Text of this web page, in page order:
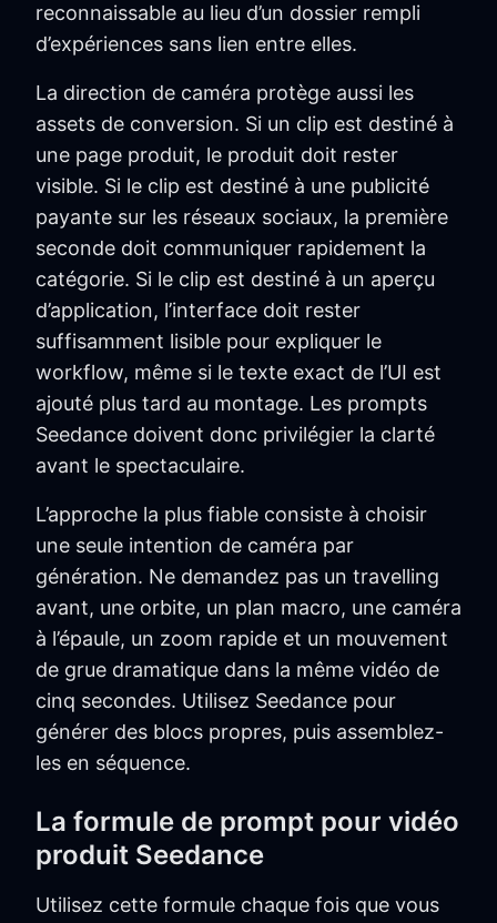
reconnaissable au lieu d’un dossier rempli
d’expériences sans lien entre elles.
La direction de caméra protège aussi les
assets de conversion. Si un clip est destiné à
une page produit, le produit doit rester
visible. Si le clip est destiné à une publicité
payante sur les réseaux sociaux, la première
seconde doit communiquer rapidement la
catégorie. Si le clip est destiné à un aperçu
d’application, l’interface doit rester
suffisamment lisible pour expliquer le
workflow, même si le texte exact de l’UI est
ajouté plus tard au montage. Les prompts
Seedance doivent donc privilégier la clarté
avant le spectaculaire.
L’approche la plus fiable consiste à choisir
une seule intention de caméra par
génération. Ne demandez pas un travelling
avant, une orbite, un plan macro, une caméra
à l’épaule, un zoom rapide et un mouvement
de grue dramatique dans la même vidéo de
cinq secondes. Utilisez Seedance pour
générer des blocs propres, puis assemblez-
les en séquence.
La formule de prompt pour vidéo
produit Seedance
Utilisez cette formule chaque fois que vous